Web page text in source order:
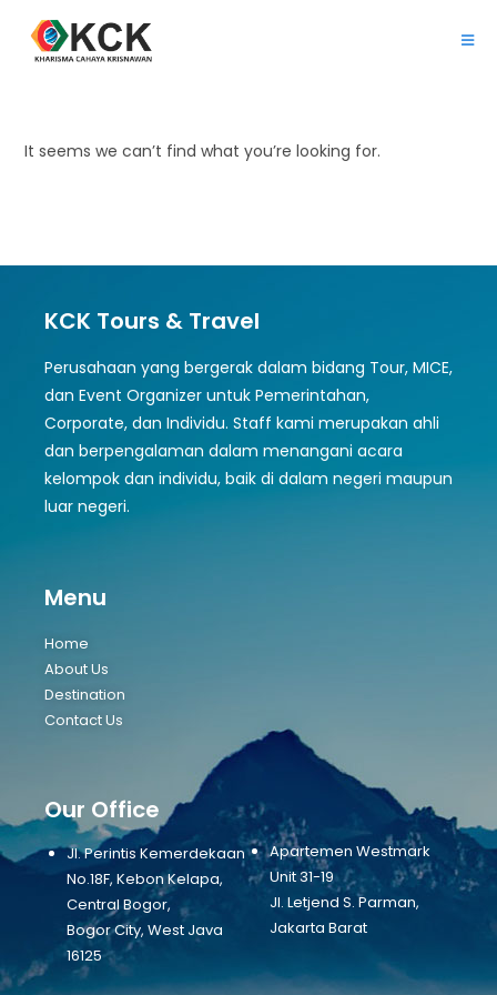
It seems we can’t find what you’re looking for.
KCK Tours & Travel
Perusahaan yang bergerak dalam bidang Tour, MICE,
dan Event Organizer untuk Pemerintahan,
Corporate, dan Individu. Staff kami merupakan ahli
dan berpengalaman dalam menangani acara
kelompok dan individu, baik di dalam negeri maupun
luar negeri.
Menu
Home
About Us
Destination
Contact Us
Our Office
Jl. Perintis Kemerdekaan
No.18F, Kebon Kelapa,
Central Bogor,
Bogor City, West Java
16125
Apartemen Westmark
Unit 31-19
Jl. Letjend S. Parman,
Jakarta Barat